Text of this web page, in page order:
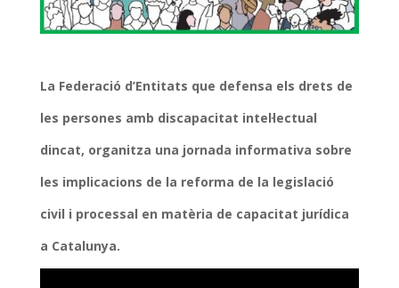
La Federació d’Entitats que defensa els drets de
les persones amb discapacitat intel·lectual
dincat, organitza una jornada informativa sobre
les implicacions de la reforma de la legislació
civil i processal en matèria de capacitat jurídica
a Catalunya.